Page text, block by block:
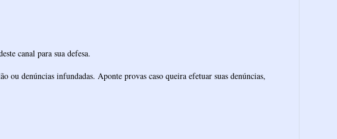
canal para sua defesa.
ou denúncias infundadas. Aponte provas caso queira efetuar suas denúncias,